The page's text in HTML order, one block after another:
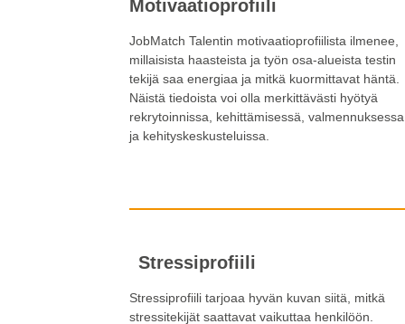
Motivaatioprofiili
JobMatch Talentin motivaatioprofiilista ilmenee,
millaisista haasteista ja työn osa-alueista testin
tekijä saa energiaa ja mitkä kuormittavat häntä.
Näistä tiedoista voi olla merkittävästi hyötyä
rekrytoinnissa, kehittämisessä, valmennuksessa
ja kehityskeskusteluissa.
Stressiprofiili
Stressiprofiili tarjoaa hyvän kuvan siitä, mitkä
stressitekijät saattavat vaikuttaa henkilöön.